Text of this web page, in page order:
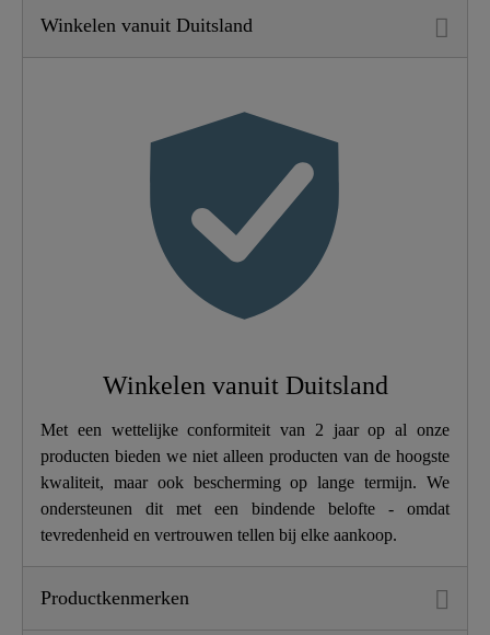
Materiaal Duroplast
Zwart
Snelle Bevestiging Ja
2,2 Kg
Lengte 37,0 Cm
Winkelen vanuit Duitsland
Winkelen vanuit Duitsland
Met een wettelijke conformiteit van 2 jaar op al onze
producten bieden we niet alleen producten van de hoogste
kwaliteit, maar ook bescherming op lange termijn. We
ondersteunen dit met een bindende belofte - omdat
tevredenheid en vertrouwen tellen bij elke aankoop.
Productkenmerken